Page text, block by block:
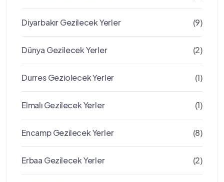
Diyarbakır Gezilecek Yerler (9)
Dünya Gezilecek Yerler (2)
Durres Geziolecek Yerler (1)
Elmalı Gezilecek Yerler (1)
Encamp Gezilecek Yerler (8)
Erbaa Gezilecek Yerler (2)